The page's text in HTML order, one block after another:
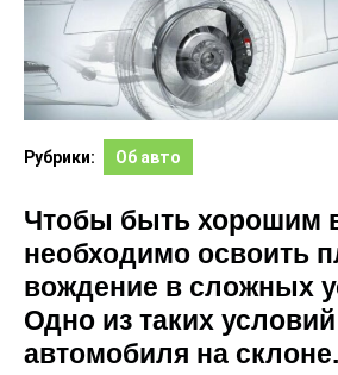
Рубрики: Об авто
Чтобы быть хорошим
необходимо освоить
вождение в сложных
Одно из таких
автомобиля на